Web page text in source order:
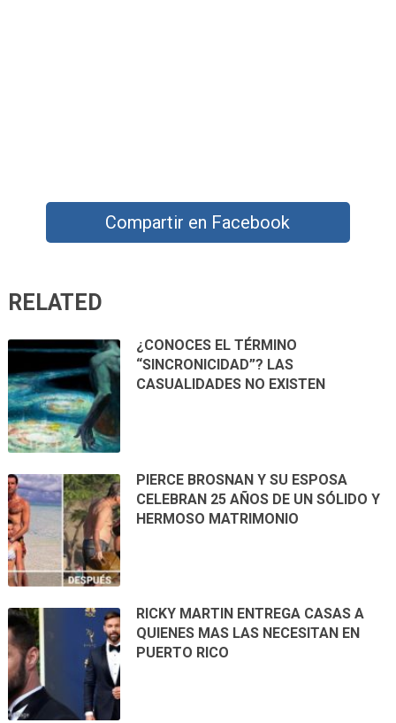
Compartir en Facebook
RELATED
¿CONOCES EL TÉRMINO
“SINCRONICIDAD”? LAS
CASUALIDADES NO EXISTEN
PIERCE BROSNAN Y SU ESPOSA
CELEBRAN 25 AÑOS DE UN SÓLIDO Y
HERMOSO MATRIMONIO
RICKY MARTIN ENTREGA CASAS A
QUIENES MAS LAS NECESITAN EN
PUERTO RICO